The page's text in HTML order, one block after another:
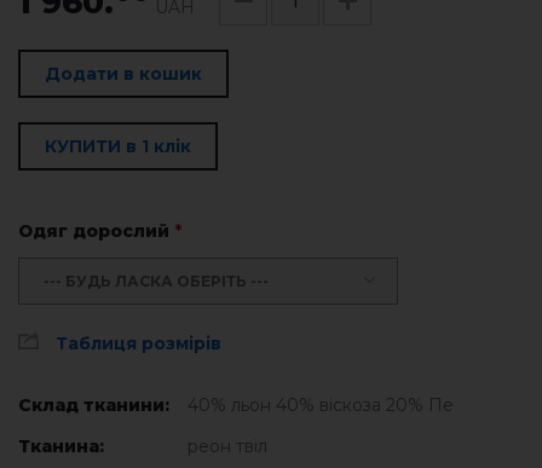
UAH
Додати в кошик
КУПИТИ в 1 клік
Одяг дорослий *
--- БУДЬ ЛАСКА ОБЕРІТЬ ---
Таблиця розмірів
Склад тканини:
40% льон 40% віскоза 20% Пе
Тканина:
реон твіл